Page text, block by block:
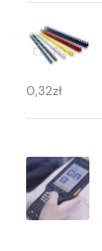
0,32zł